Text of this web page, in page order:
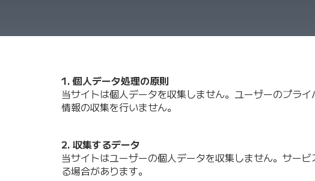
1. 個人データ処理の原則
当サイトは個人データを収集しません。ユーザーのプラ
情報の収集を行いません。
2. 収集するデータ
当サイトはユーザーの個人データを収集しません。サー
る場合があります。